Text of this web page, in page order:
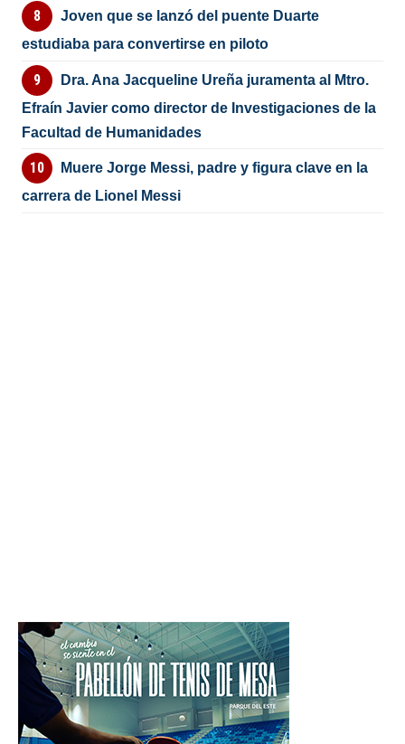
Joven que se lanzó del puente Duarte
estudiaba para convertirse en piloto
Dra. Ana Jacqueline Ureña juramenta al Mtro.
Efraín Javier como director de Investigaciones de la
Facultad de Humanidades
Muere Jorge Messi, padre y figura clave en la
carrera de Lionel Messi